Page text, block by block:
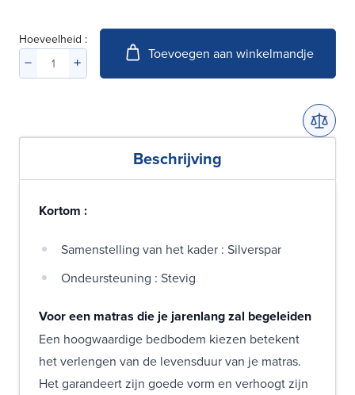
Hoeveelheid :
Toevoegen aan winkelmandje
Beschrijving
Kortom :
Samenstelling van het kader : Silverspar
Ondeursteuning : Stevig
Voor een matras die je jarenlang zal begeleiden
Een hoogwaardige bedbodem kiezen betekent
het verlengen van de levensduur van je matras.
Het garandeert zijn goede vorm en verhoogt zijn